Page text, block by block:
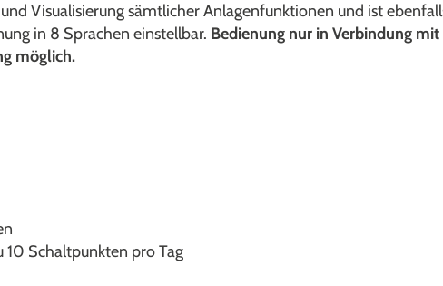
Visualisierung sämtlicher Anlagenfunktionen und ist
in 8 Sprachen einstellbar. Bedienung nur in Verbindung
möglich.
Schaltpunkten pro Tag